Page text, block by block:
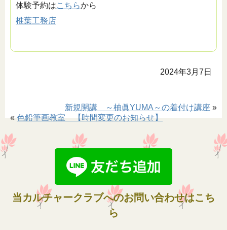
体験予約はこちらから
椎葉工務店
2024年3月7日
新規開講 ～柚眞YUMA～の着付け講座 »
« 色鉛筆画教室 【時間変更のお知らせ】
当カルチャークラブへのお問い合わせはこち
ら